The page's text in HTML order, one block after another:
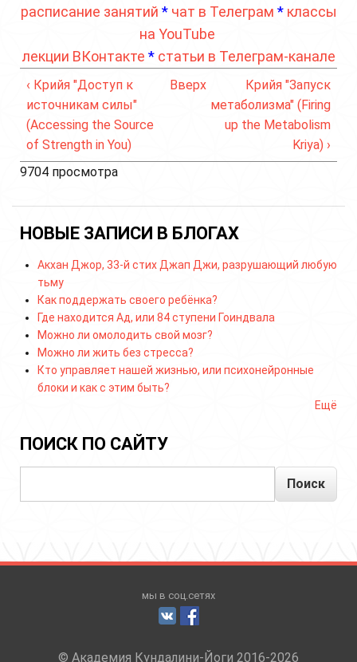
расписание занятий * чат в Телеграм * классы
на YouTube
лекции ВКонтакте * статьи в Телеграм-канале
‹ Крийя "Доступ к
источникам силы"
(Accessing the Source
of Strength in You)
Вверх
Крийя "Запуск
метаболизма" (Firing
up the Metabolism
Kriya) ›
9704 просмотра
НОВЫЕ ЗАПИСИ В БЛОГАХ
Акхан Джор, 33-й стих Джап Джи, разрушающий любую
тьму
Как поддержать своего ребёнка?
Где находится Ад, или 84 ступени Гоиндвала
Можно ли омолодить свой мозг?
Можно ли жить без стресса?
Кто управляет нашей жизнью, или психонейронные
блоки и как с этим быть?
Ещё
ПОИСК ПО САЙТУ
мы в соц.сетях
© Академия Кундалини-Йоги 2016-2026